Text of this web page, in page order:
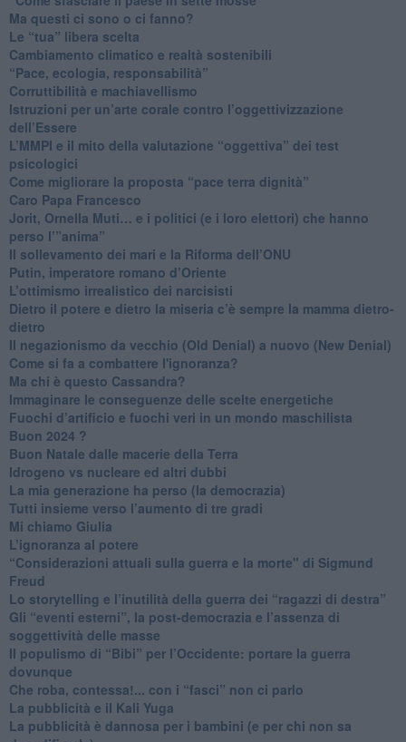
​Ma questi ci sono o ci fanno?
​Le “tua” libera scelta
Cambiamento climatico e realtà sostenibili
“Pace, ecologia, responsabilità”
​Corruttibilità e machiavellismo
Istruzioni per un’arte corale contro l’oggettivizzazione
dell’Essere
​L’MMPI e il mito della valutazione “oggettiva” dei test
psicologici
Come migliorare la proposta “pace terra dignità”
Caro Papa Francesco
​Jorit, Ornella Muti… e i politici (e i loro elettori) che hanno
perso l’”anima”
​Il sollevamento dei mari e la Riforma dell’ONU
Putin, imperatore romano d’Oriente
​L’ottimismo irrealistico dei narcisisti
​Dietro il potere e dietro la miseria c’è sempre la mamma dietro-
dietro
Il negazionismo da vecchio (Old Denial) a nuovo (New Denial)
Come si fa a combattere l'ignoranza?
Ma chi è questo Cassandra?
Immaginare le conseguenze delle scelte energetiche
​Fuochi d’artificio e fuochi veri in un mondo maschilista
Buon 2024 ?
​Buon Natale dalle macerie della Terra
​Idrogeno vs nucleare ed altri dubbi
​La mia generazione ha perso (la democrazia)
​Tutti insieme verso l’aumento di tre gradi
Mi chiamo Giulia
L’ignoranza al potere
​“Considerazioni attuali sulla guerra e la morte" di Sigmund
Freud
​Lo storytelling e l’inutilità della guerra dei “ragazzi di destra”
​Gli “eventi esterni”, la post-democrazia e l’assenza di
soggettività delle masse
​Il populismo di “Bibi” per l’Occidente: portare la guerra
dovunque
​Che roba, contessa!... con i “fasci” non ci parlo
La pubblicità e il Kali Yuga
​La pubblicità è dannosa per i bambini (e per chi non sa